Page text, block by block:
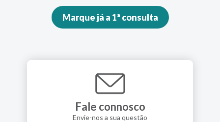
Marque já a 1ª consulta
Fale connosco
Envie-nos a sua questão